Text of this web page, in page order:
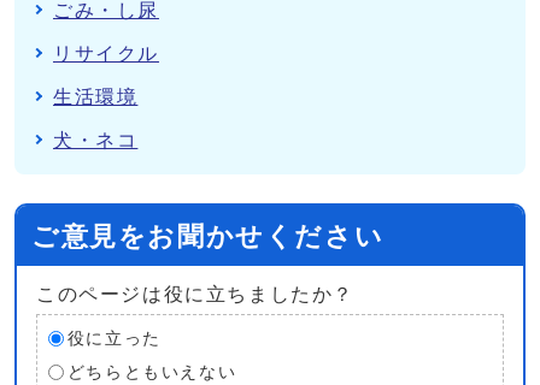
ごみ・し尿
リサイクル
生活環境
犬・ネコ
ご意見をお聞かせください
このページは役に立ちましたか？
役に立った
どちらともいえない